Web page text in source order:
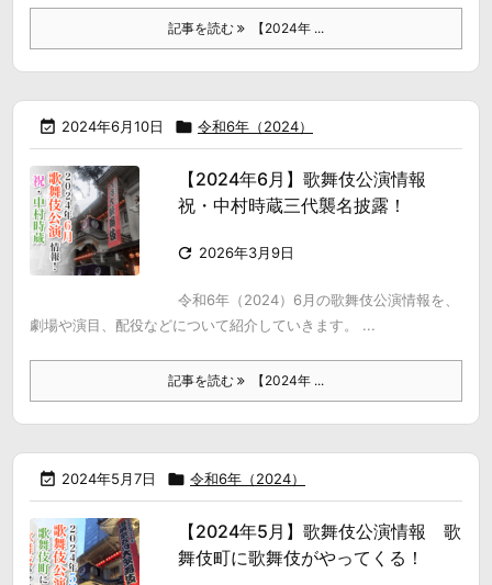
記事を読む 【2024年 ...
 2024年6月10日  令和6年（2024）
【2024年6月】歌舞伎公演情報
祝・中村時蔵三代襲名披露！
 2026年3月9日
令和6年（2024）6月の歌舞伎公演情報を、
劇場や演目、配役などについて紹介していきます。 ...
記事を読む 【2024年 ...
 2024年5月7日  令和6年（2024）
【2024年5月】歌舞伎公演情報 歌
舞伎町に歌舞伎がやってくる！